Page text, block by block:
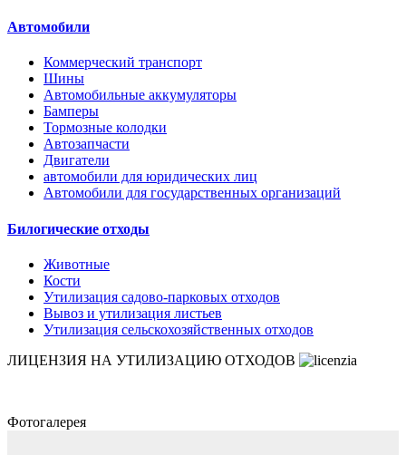
Автомобили
Коммерческий транспорт
Шины
Автомобильные аккумуляторы
Бамперы
Тормозные колодки
Автозапчасти
Двигатели
автомобили для юридических лиц
Автомобили для государственных организаций
Билогические отходы
Животные
Кости
Утилизация садово-парковых отходов
Вывоз и утилизация листьев
Утилизация сельскохозяйственных отходов
ЛИЦЕНЗИЯ НА УТИЛИЗАЦИЮ ОТХОДОВ
Фотогалерея